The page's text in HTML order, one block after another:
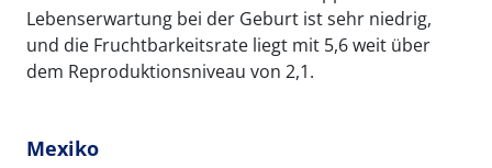
Lebenserwartung bei der Geburt ist sehr niedrig,
und die Fruchtbarkeitsrate liegt mit 5,6 weit über
dem Reproduktionsniveau von 2,1.
Mexiko